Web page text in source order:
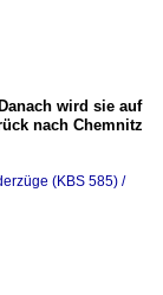
wird sie auf
nach Chemnitz
(KBS 585) /